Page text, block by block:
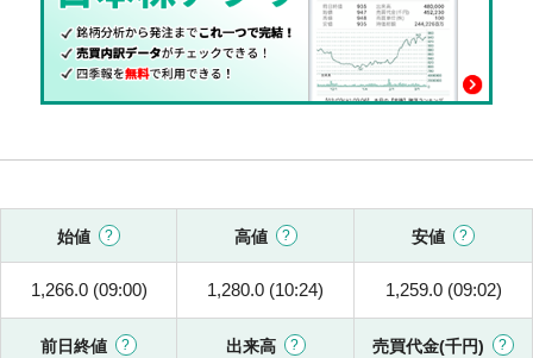
始値 高値 安値
1,266.0 (09:00) 1,280.0 (10:24) 1,259.0 (09:02)
前日終値 出来高 売買代金(千円)